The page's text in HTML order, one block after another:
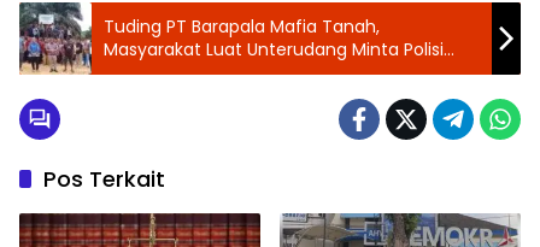
Tuding PT Barapala Mafia Tanah,
Masyarakat Luat Unterudang Minta Polisi
Jangan Hentikan Kasus
Pos Terkait